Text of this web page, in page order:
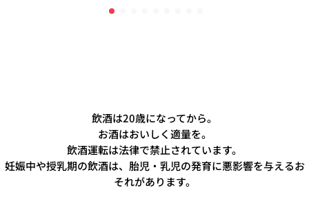
飲酒は20歳になってから。
お酒はおいしく適量を。
飲酒運転は法律で禁止されています。
妊娠中や授乳期の飲酒は、胎児・乳児の発育に悪影響を与えるお
それがあります。